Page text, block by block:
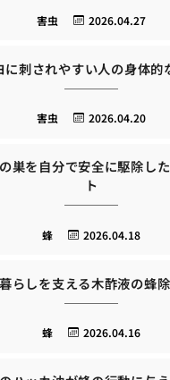
2026.04.27
害虫
に刺されやすい人の身体的
2026.04.20
害虫
巣を自分で安全に駆除し
ト
2026.04.18
蜂
らしを支える木酢液の蜂
2026.04.16
蜂